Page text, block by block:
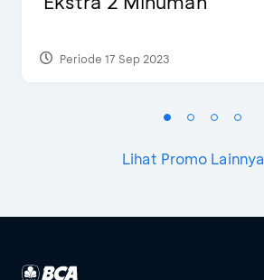
Periode 17 Sep 2023
Lihat Promo Lainnya